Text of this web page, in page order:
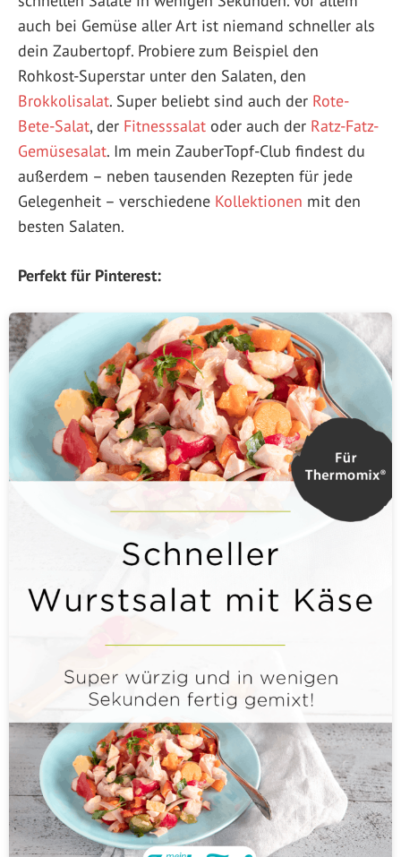
auch bei Gemüse aller Art ist niemand schneller als
dein Zaubertopf. Probiere zum Beispiel den
Rohkost-Superstar unter den Salaten, den
Brokkolisalat. Super beliebt sind auch der Rote-
Bete-Salat, der Fitnesssalat oder auch der Ratz-Fatz-
Gemüsesalat. Im mein ZauberTopf-Club findest du
außerdem – neben tausenden Rezepten für jede
Gelegenheit – verschiedene Kollektionen mit den
besten Salaten.
Perfekt für Pinterest: